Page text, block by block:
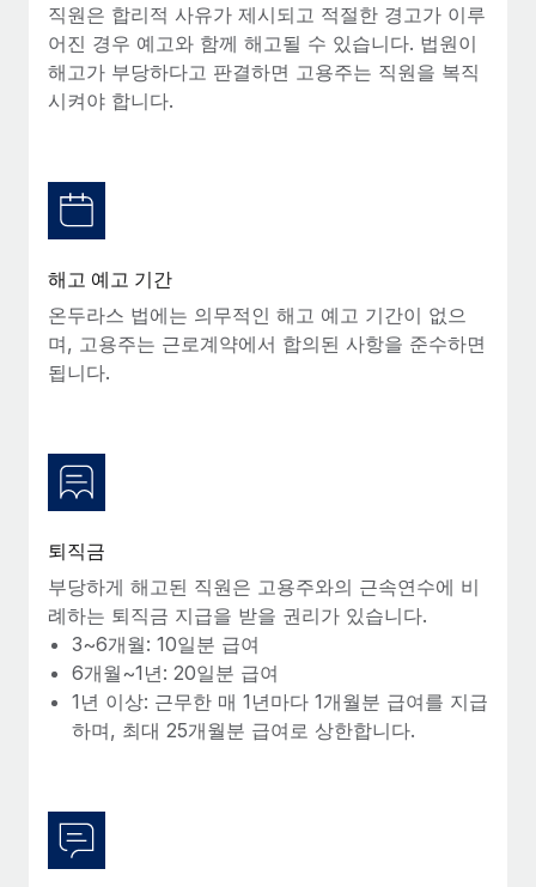
기기 관리
전 세계 IT 장비 제공 및 추적 관리
글로벌 인재 이동 및 전근
직원 해외 이전을 간편하게 처리
손쉬운 직원 복리후생 관리
글로벌 급여
EOR 및 PEO
세금
블로그 둘러보기
블로그
Remote 제품 관련 소식: Gusto 및 Xero와의 통합과
장 적합 사람을 찾아 채용 및 관리하고 급여를 지급하도록 돕는 것
입니다. 이를 위해 최근 몇 주 동안 새로운...
자세히 알아보기
Shootsta가 Remote를 통해 네 개의 시장에서 글로벌
채용을 확장한 방법
비디오 콘텐츠를 활용한 마케팅이 계속해서 인기를 끌면서, 기업들
에게는 흥미롭고 전문적인 비디오 제작이 어느 때보다 중요해졌습
니다. 그러나 대부분의 회사들은 그렇게 높은 품질의...
직원은 합리적 사유가 제시되고 적절한 경고가 이루
어진 경우 예고와 함께 해고될 수 있습니다. 법원이
해고가 부당하다고 판결하면 고용주는 직원을 복직
시켜야 합니다.
해고 예고 기간
온두라스 법에는 의무적인 해고 예고 기간이 없으
며, 고용주는 근로계약에서 합의된 사항을 준수하면
됩니다.
퇴직금
부당하게 해고된 직원은 고용주와의 근속연수에 비
례하는 퇴직금 지급을 받을 권리가 있습니다.
3~6개월: 10일분 급여
6개월~1년: 20일분 급여
1년 이상: 근무한 매 1년마다 1개월분 급여를 지급
하며, 최대 25개월분 급여로 상한합니다.